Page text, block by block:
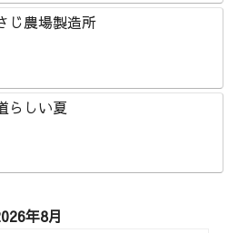
じ農場製造所
らしい夏
年8月